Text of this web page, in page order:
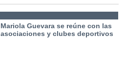
Mariola Guevara se reúne con las
asociaciones y clubes deportivos